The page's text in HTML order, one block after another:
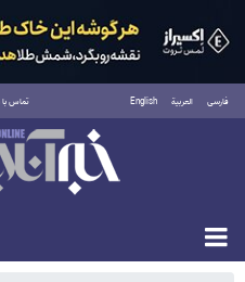
فارسی العربية English تماس با
دوشنبه ۱۹ مرداد ۱۴۰۵